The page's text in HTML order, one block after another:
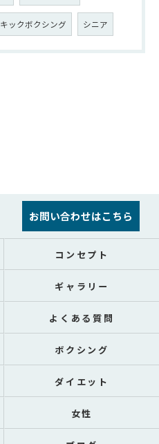
キックボクシング シニア
お問い合わせはこちら
コンセプト
ギャラリー
よくある質問
ボクシング
ダイエット
女性